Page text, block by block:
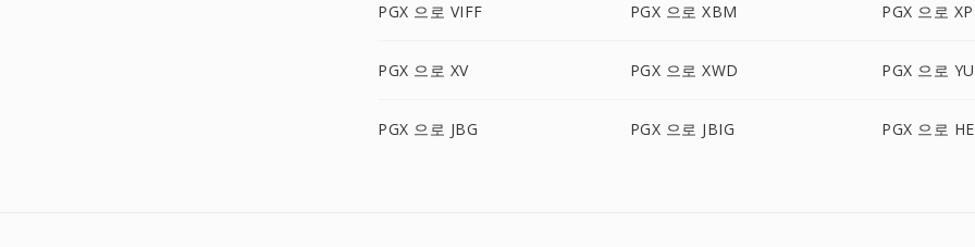
PGX 으로 VIFF PGX 으로 XBM PGX 으로
PGX 으로 XV PGX 으로 XWD PGX 으로
PGX 으로 JBG PGX 으로 JBIG PGX 으로